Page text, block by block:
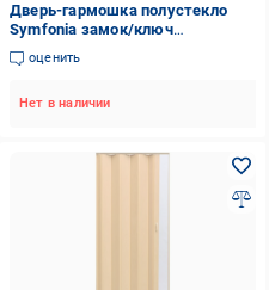
Дверь-гармошка полустекло
Symfonia замок/ключ
860х2030х10 мм Espresso
оценить
Нет в наличии